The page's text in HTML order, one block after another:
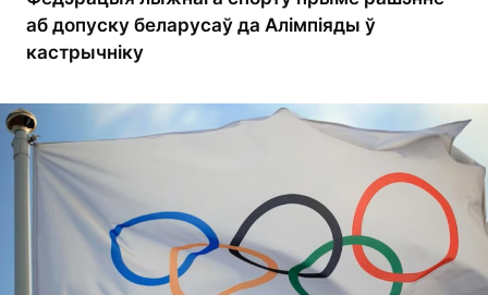
аб допуску беларусаў да Алімпіяды ў
кастрычніку